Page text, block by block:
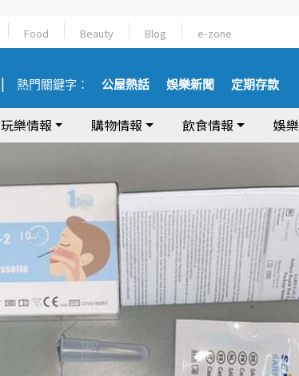
Food Beauty Blog e-zone
熱門關鍵字： 公屋熱話 娛樂新聞 定期存款
玩樂情報 購物情報 飲食情報 娛樂